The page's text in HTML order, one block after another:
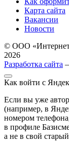
Карта сайта
Вакансии
Новости
© ООО
2026
Разработка сайта
Как войти с
Если вы уже
(например, в
номером
в профиле
а не в свой